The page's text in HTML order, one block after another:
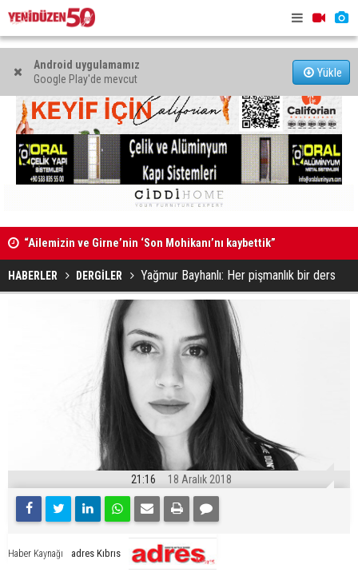
Android uygulamamız
Google Play'de mevcut
Yükle
1 kişi hayatını kaybetti, 3 kişi yaralandı
HABERLER DERGİLER Yağmur Bayhanlı: Her pişmanlık bir ders
21:16 18 Aralık 2018
Haber Kaynağı adres Kıbrıs